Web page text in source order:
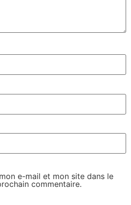
e-mail et mon site dans le
commentaire.